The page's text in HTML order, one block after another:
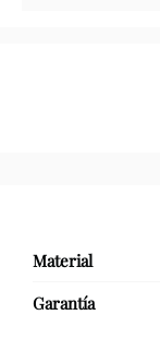
Material
Garantía